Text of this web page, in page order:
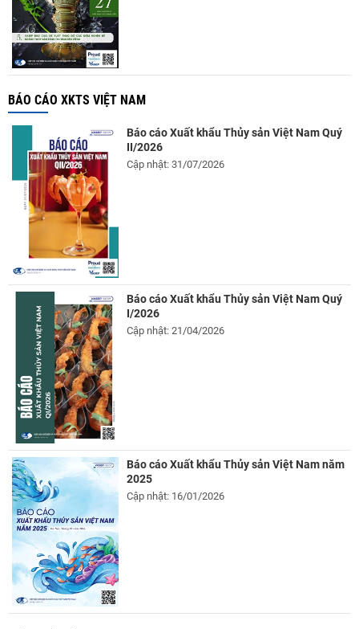
BÁO CÁO XKTS VIỆT NAM
Báo cáo Xuất khẩu Thủy sản Việt Nam Quý
II/2026
Cập nhật: 31/07/2026
Báo cáo Xuất khẩu Thủy sản Việt Nam Quý
I/2026
Cập nhật: 21/04/2026
Báo cáo Xuất khẩu Thủy sản Việt Nam năm
2025
Cập nhật: 16/01/2026